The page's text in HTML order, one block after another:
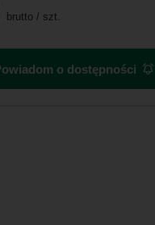
brutto/ szt.
o dostępności